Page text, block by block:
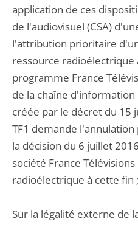
application de ces
de l'audiovisuel (CSA)
l'attribution prioritaire
ressource radioélectrique
programme France
de la chaîne
créée par le décret du 15
TF1 demande
la décision du 6 juillet
société France
radioélectrique à cette fin ;
Sur la légalité externe de